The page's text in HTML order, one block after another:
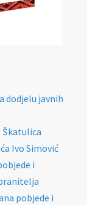
dodjelu javnih
Škatulica
Ivo Simović
i
pobjede i